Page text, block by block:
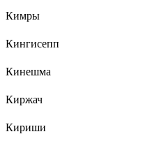
Кимры
Кингисепп
Кинешма
Киржач
Кириши